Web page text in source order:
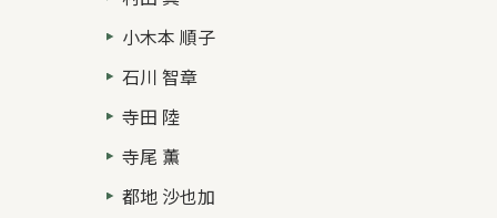
小木本 順子
石川 智章
寺田 陸
寺尾 薫
都地 沙也加